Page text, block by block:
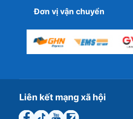
Đơn vị vận chuyển
Liên kết mạng xã hội